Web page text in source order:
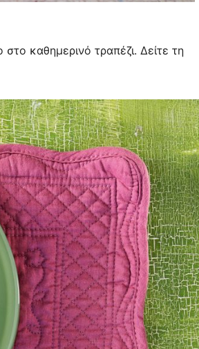
καθημερινό τραπέζι. Δείτε τη